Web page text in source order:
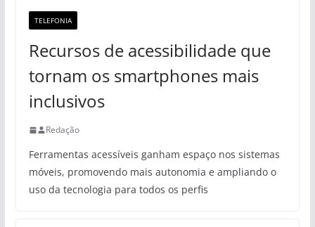
TELEFONIA
Recursos de acessibilidade que
tornam os smartphones mais
inclusivos
Redação
Ferramentas acessíveis ganham espaço nos sistemas
móveis, promovendo mais autonomia e ampliando o
uso da tecnologia para todos os perfis